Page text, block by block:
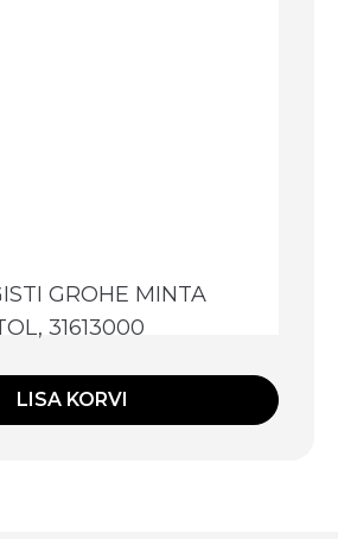
GROHE MINTA
31613000
LISA KORVI